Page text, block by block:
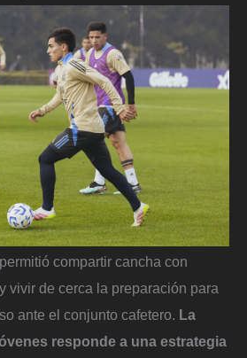
compartir cancha con
vivir de cerca la preparación para
ante el conjunto cafetero. La
responde a una estrategia